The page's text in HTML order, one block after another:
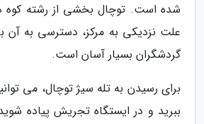
شده است. توچال بخشی از رشته کوه
علت نزدیکی به مرکز، دسترسی به آن
گردشگران بسیار آسان است.
برای رسیدن به تله سیژ توچال، می
ببرید و در ایستگاه تجریش پیاده